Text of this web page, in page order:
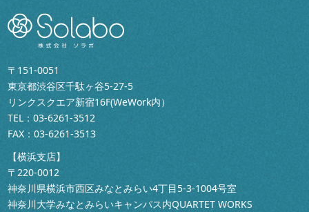
〒151-0051
東京都渋谷区千駄ヶ谷5-27-5
リンクスクエア新宿16F(WeWork内）
TEL：03-6261-3512
FAX：03-6261-3513
【横浜支店】
〒220-0012
神奈川県横浜市西区みなとみらい4丁目5-3-1004号室
神奈川大学みなとみらいキャンパス内QUARTET WORKS